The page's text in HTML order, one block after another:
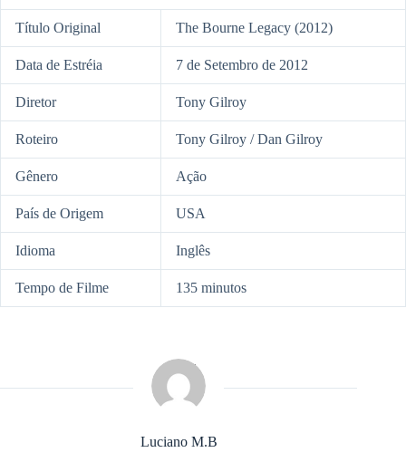
Título Original The Bourne Legacy (2012)
Data de Estréia 7 de Setembro de 2012
Diretor Tony Gilroy
Roteiro Tony Gilroy / Dan Gilroy
Gênero Ação
País de Origem USA
Idioma Inglês
Tempo de Filme 135 minutos
Luciano M.B